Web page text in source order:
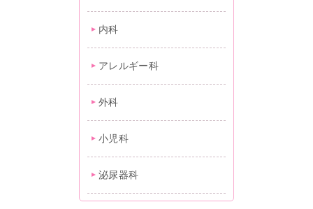
内科
アレルギー科
外科
小児科
泌尿器科